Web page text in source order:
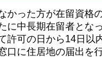
かった方が在留資格
に中長期在留者とな
許可の日から14日以
口に住居地の届出を